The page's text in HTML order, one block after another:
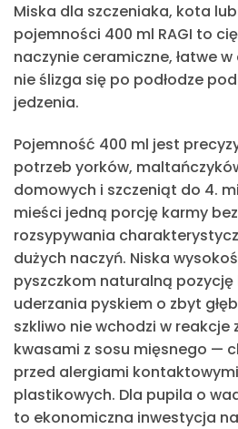
Miska dla szczeniaka, kota
pojemności 400 ml RAGI to
naczynie ceramiczne, łatwe
nie ślizga się po podłodze
jedzenia.
Pojemność 400 ml jest
potrzeb yorków,
domowych i szczeniąt do 4.
mieści jedną porcję karmy
rozsypywania
dużych naczyń. Niska
pyszczkom naturalną pozycję
uderzania pyskiem o zbyt
szkliwo nie wchodzi w reakcje
kwasami z sosu mięsnego —
przed alergiami
plastikowych. Dla pupila o
to ekonomiczna inwestycja